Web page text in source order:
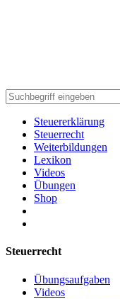
Steuererklärung
Steuerrecht
Weiterbildungen
Lexikon
Videos
Übungen
Shop
Steuerrecht
Übungsaufgaben
Videos